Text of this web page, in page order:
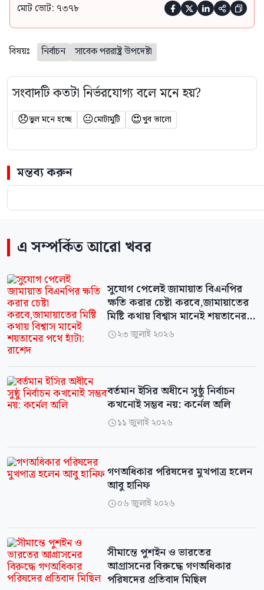
মোট ভোট: ৭৩৭৮     
বিষয়ঃ নির্বাচন সাবেক পররাষ্ট্র উপদেষ্টা
সংবাদটি কতটা নির্ভরযোগ্য বলে মনে হয়?
😞ভুল মনে হচ্ছে 😐মোটামুটি 😍খুব ভালো
মন্তব্য করুন
এ সম্পর্কিত আরো খবর
সুযোগ পেলেই জামায়াত বিএনপির
ক্ষতি করার চেষ্টা করবে,জামায়াতের
মিষ্টি কথায় বিশ্বাস মানেই শয়তানের
পথে হাঁটা: রাশেদ
২৩ জুলাই ২০২৬
বর্তমান ইসির অধীনে সুষ্ঠু নির্বাচন
কখনোই সম্ভব নয়: কর্নেল অলি
১১ জুলাই ২০২৬
গণঅধিকার পরিষদের মুখপাত্র হলেন
আবু হানিফ
০৬ জুলাই ২০২৬
সীমান্তে পুশইন ও ভারতের
আগ্রাসনের বিরুদ্ধে গণঅধিকার
পরিষদের প্রতিবাদ মিছিল